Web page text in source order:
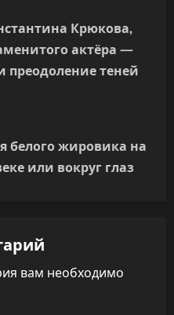
Крюкова,
актёра —
преодоление теней
белого жировика на
или вокруг глаз
вам необходимо